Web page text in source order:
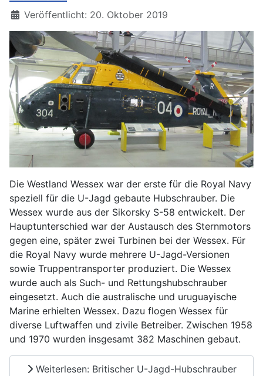
Details
Veröffentlicht: 20. Oktober 2019
Die Westland Wessex war der erste für die Royal Navy
speziell für die U-Jagd gebaute Hubschrauber. Die
Wessex wurde aus der Sikorsky S-58 entwickelt. Der
Hauptunterschied war der Austausch des Sternmotors
gegen eine, später zwei Turbinen bei der Wessex. Für
die Royal Navy wurde mehrere U-Jagd-Versionen
sowie Truppentransporter produziert. Die Wessex
wurde auch als Such- und Rettungshubschrauber
eingesetzt. Auch die australische und uruguayische
Marine erhielten Wessex. Dazu flogen Wessex für
diverse Luftwaffen und zivile Betreiber. Zwischen 1958
und 1970 wurden insgesamt 382 Maschinen gebaut.
Weiterlesen: Britischer U-Jagd-Hubschrauber